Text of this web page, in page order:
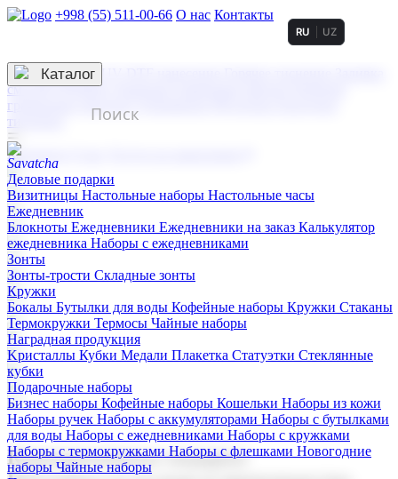
+998 (55) 511-00-66 О нас Контакты
3D гравировка
смолой (Doming)
гравировка твердая
тиснение
RU UZ
☰
Контакты
Каталог
Деловые подарки
Визитницы Настольные наборы Настольные часы
Ежедневник
Блокноты Ежедневники Ежедневники на заказ Калькулятор
ежедневника Наборы с ежедневниками
Зонты
Зонты-трости Складные зонты
Кружки
Бокалы Бутылки для воды Кофейные наборы Кружки Стаканы
Термокружки Термосы Чайные наборы
Наградная продукция
Kристаллы Кубки Медали Плакетка Статуэтки Стеклянные
кубки
Подарочные наборы
Бизнес наборы Кофейные наборы Кошельки Наборы из кожи
Наборы ручек Наборы с аккумуляторами Наборы с бутылками
для воды Наборы с ежедневниками Наборы с кружками
Наборы с термокружками Наборы с флешками Новогодние
наборы Чайные наборы
Корпоративные подарки